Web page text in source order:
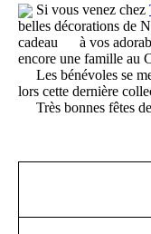
Si vous venez chez
belles décorations de
cadeau
à vos
encore une famille au
Les bénévoles se
lors cette dernière
Très bonnes fêtes